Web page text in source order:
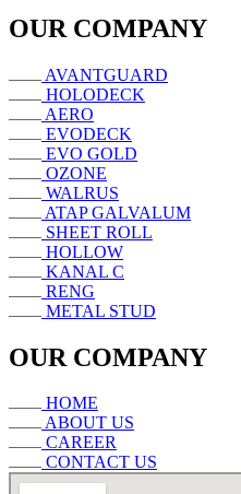
OUR COMPANY
AVANTGUARD
HOLODECK
AERO
EVODECK
EVO GOLD
OZONE
WALRUS
ATAP GALVALUM
SHEET ROLL
HOLLOW
KANAL C
RENG
METAL STUD
OUR COMPANY
HOME
ABOUT US
CAREER
CONTACT US